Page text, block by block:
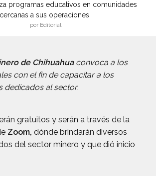
programas educativos en comunidades
cercanas a sus operaciones
por Editorial
de Chihuahuaconvoca a los
con el fin de capacitar a los
dedicados al sector.
gratuitos y serán a través de la
Zoom, dónde brindarán diversos
del sector minero y que dió inicio